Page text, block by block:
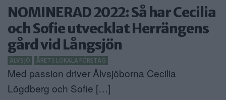
NOMINERAD 2022: Så har Cecilia
och Sofie utvecklat Herrängens
gård vid Långsjön
ÄLVSJÖ ÅRETS LOKALA FÖRETAG
Med passion driver Älvsjöborna Cecilia
Lögdberg och Sofie […]